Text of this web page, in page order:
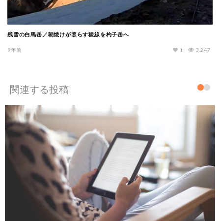
残雪の白馬岳／朝焼けが照らす稜線を杓子岳へ
9年前 3,247
1
関連する投稿